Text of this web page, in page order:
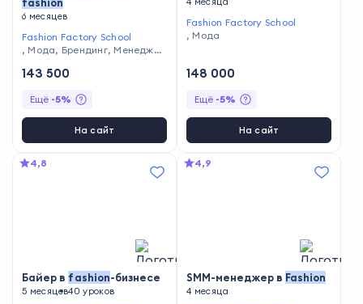
6 месяцев
Fashion Factory School
, Мода, Брендинг, Менеджме
143 500
Ещё -5%
На сайт
Fashion Factory School
, Мода
148 000
Ещё -5%
На сайт
4,8
Байер в fashion-бизнесе
5 месяцев40 уроков
4,9
SMM-менеджер в Fashion
4 месяца